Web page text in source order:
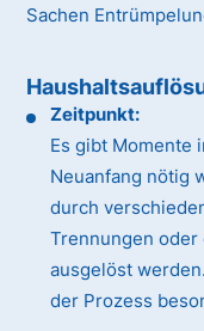
Sachen
Zeitpunkt:
Es gibt Momente
Neuanfang nötig
durch
Trennungen
ausgelöst
der Prozess